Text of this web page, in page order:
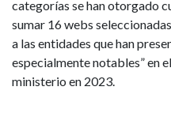
categorías se han otorgado
sumar 16 webs
a las entidades que han
especialmente notables” en
ministerio en 2023.